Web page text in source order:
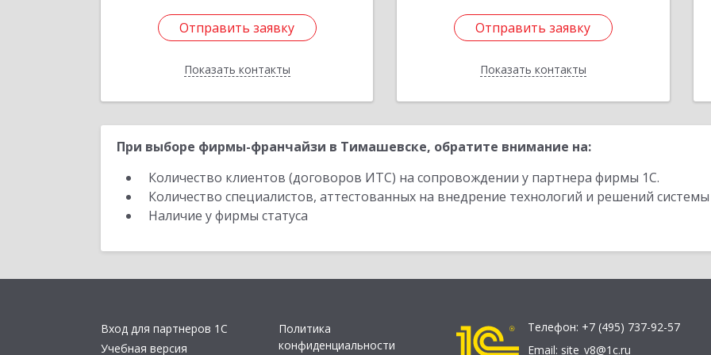
Отправить заявку
Показать контакты
Отправить заявку
Назад
Отправить заявку
Показать контакты
Отправить заявку
Назад
При выборе фирмы-франчайзи в Тимашевске, обратите внимание на:
Количество клиентов (договоров ИТС) на сопровождении у партнера фирмы 1С.
Количество специалистов, аттестованных на внедрение технологий и решений
Наличие у фирмы статуса
Вход для партнеров 1С
Учебная версия
Политика
конфиденциальности
Телефон: +7 (495) 737-92-57
Email: site_v8@1c.ru